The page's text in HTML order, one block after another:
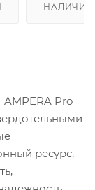
НАЛИЧИЕ
Pro
ресурс,